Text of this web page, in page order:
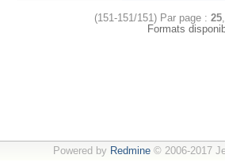
(151-151/151) Par page : 25,
Formats
Powered by Redmine© 2006-2017